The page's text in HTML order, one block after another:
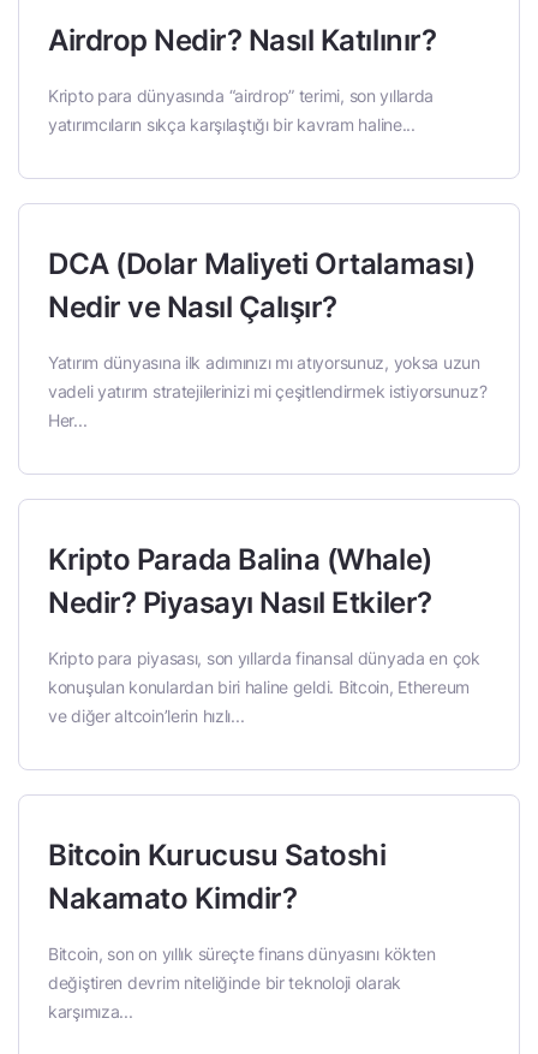
Airdrop Nedir? Nasıl Katılınır?
Kripto para dünyasında “airdrop” terimi, son yıllarda
yatırımcıların sıkça karşılaştığı bir kavram haline...
DCA (Dolar Maliyeti Ortalaması)
Nedir ve Nasıl Çalışır?
Yatırım dünyasına ilk adımınızı mı atıyorsunuz, yoksa uzun
vadeli yatırım stratejilerinizi mi çeşitlendirmek istiyorsunuz?
Her...
Kripto Parada Balina (Whale)
Nedir? Piyasayı Nasıl Etkiler?
Kripto para piyasası, son yıllarda finansal dünyada en çok
konuşulan konulardan biri haline geldi. Bitcoin, Ethereum
ve diğer altcoin’lerin hızlı...
Bitcoin Kurucusu Satoshi
Nakamato Kimdir?
Bitcoin, son on yıllık süreçte finans dünyasını kökten
değiştiren devrim niteliğinde bir teknoloji olarak
karşımıza...